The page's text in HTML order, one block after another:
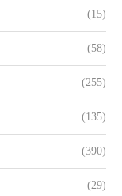
(15)
(58)
(255)
(135)
(390)
(29)